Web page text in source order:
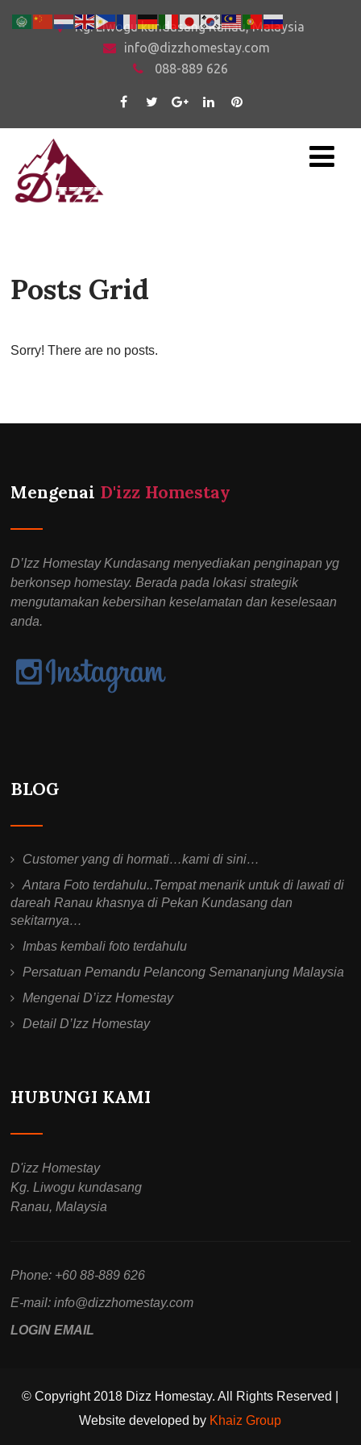
Kg. Liwogu kundasang Ranau, Malaysia
info@dizzhomestay.com
088-889 626
Posts Grid
Sorry! There are no posts.
Mengenai D'izz Homestay
D’Izz Homestay Kundasang menyediakan penginapan yg
berkonsep homestay. Berada pada lokasi strategik
mengutamakan kebersihan keselamatan dan keselesaan
anda.
BLOG
Customer yang di hormati…kami di sini…
Antara Foto terdahulu..Tempat menarik untuk di lawati di
dareah Ranau khasnya di Pekan Kundasang dan
sekitarnya…
Imbas kembali foto terdahulu
Persatuan Pemandu Pelancong Semananjung Malaysia
Mengenai D’izz Homestay
Detail D’Izz Homestay
HUBUNGI KAMI
D'izz Homestay
Kg. Liwogu kundasang
Ranau, Malaysia
Phone: +60 88-889 626
E-mail:info@dizzhomestay.com
LOGIN EMAIL
© Copyright 2018 Dizz Homestay. All Rights Reserved |
Website developed by Khaiz Group